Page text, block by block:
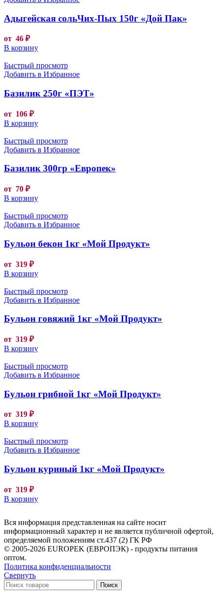
Адыгейская сольЧих-Пых 150г «Дой Пак»
от 46 ₽
В корзину
Быстрый просмотр
Добавить в Избранное
Базилик 250г «ПЭТ»
от 106 ₽
В корзину
Быстрый просмотр
Добавить в Избранное
Базилик 300гр «Европек»
от 70 ₽
В корзину
Быстрый просмотр
Добавить в Избранное
Бульон бекон 1кг «Мой Продукт»
от 319 ₽
В корзину
Быстрый просмотр
Добавить в Избранное
Бульон говяжий 1кг «Мой Продукт»
от 319 ₽
В корзину
Быстрый просмотр
Добавить в Избранное
Бульон грибной 1кг «Мой Продукт»
от 319 ₽
В корзину
Быстрый просмотр
Добавить в Избранное
Бульон куриный 1кг «Мой Продукт»
от 319 ₽
В корзину
Вся информация представленная на сайте носит
информационный характер и не является публичной офертой,
определяемой положениям ст.437 (2) ГК РФ
© 2005-2026 EUROPEK (ЕВРОПЭК) - продукты питания
оптом.
Политика конфиденциальности
Свернуть
Поиск